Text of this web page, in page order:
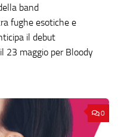
band
fughe esotiche e
il debut
23 maggio per Bloody
0